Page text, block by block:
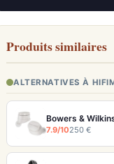
Produits similaires
ALTERNATIVES À
7.9/10250 €